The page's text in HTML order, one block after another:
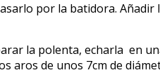
por la batidora.
la polenta, echarla en
aros de unos 7cm de